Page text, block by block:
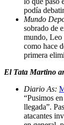
podía
Mundo
sobrado de
mundo, Leo
como hace
primera
El Tata Martino
Diario As:
“Pusimos
llegada”.
atacantes